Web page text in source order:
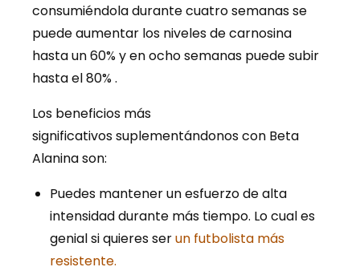
consumiéndola durante cuatro semanas se
puede aumentar los niveles de carnosina
hasta un 60% y en ocho semanas puede subir
hasta el 80% .
Los beneficios más
significativos suplementándonos con Beta
Alanina son:
Puedes mantener un esfuerzo de alta
intensidad durante más tiempo. Lo cual es
genial si quieres serun futbolista más
resistente.